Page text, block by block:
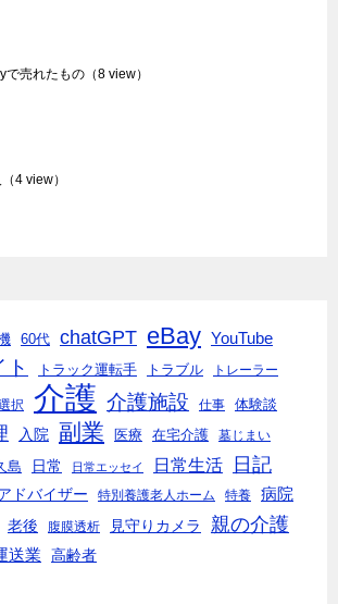
で売れたもの （8 view）
（4 view）
60代 chatGPT eBay YouTube
ト トラック運転手 トラブル トレーラー
択 介護 介護施設 仕事 体験談
入院 副業 医療 在宅介護 墓じまい
島 日常 日常エッセイ 日常生活 日記
ドバイザー 特別養護老人ホーム 特養 病院
老後 腹膜透析 見守りカメラ
親の介護
送業 高齢者